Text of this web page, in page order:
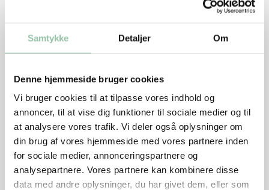
Samtykke Detaljer Om
Denne hjemmeside bruger cookies
Vi bruger cookies til at tilpasse vores indhold og
annoncer, til at vise dig funktioner til sociale medier og til
at analysere vores trafik. Vi deler også oplysninger om
din brug af vores hjemmeside med vores partnere inden
for sociale medier, annonceringspartnere og
analysepartnere. Vores partnere kan kombinere disse
data med andre oplysninger, du har givet dem, eller som
salt
Sådan gør du
Rids kyllingelårene en anelse i skindet og lige ned til
den øverste del af kødet. Rør resten af
ingredienserne sammen, og læg kyllingelårene heri
nogle timer eller natten over på køl.
Læg dem i ovnen i en lille bradepande på en rist og
steg dem ved 210 grader i 25-30 min., samtidig med